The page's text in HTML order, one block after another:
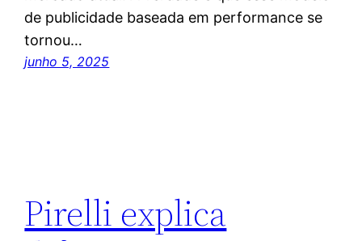
de publicidade baseada em performance se
tornou…
junho 5, 2025
Pirelli explica